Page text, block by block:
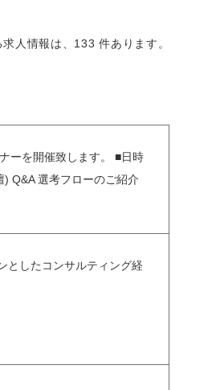
人情報は、133 件あります。
ーを開催致します。 ■日時
Q&A 選考フローのご紹介
としたコンサルティング経